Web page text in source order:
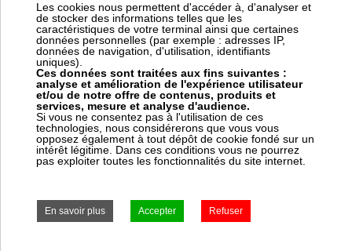
50 mm x 10 m
Prix: Prix pro, connectez vous
10,79 € HT
12,95 € TTC
en stock
Les cookies nous permettent d'accéder à, d'analyser et
de stocker des informations telles que les
caractéristiques de votre terminal ainsi que certaines
données personnelles (par exemple : adresses IP,
données de navigation, d'utilisation, identifiants
uniques).
Ces données sont traitées aux fins suivantes :
analyse et amélioration de l'expérience utilisateur
et/ou de notre offre de contenus, produits et
services, mesure et analyse d'audience.
Si vous ne consentez pas à l'utilisation de ces
technologies, nous considérerons que vous vous
opposez également à tout dépôt de cookie fondé sur un
intérêt légitime. Dans ces conditions vous ne pourrez
pas exploiter toutes les fonctionnalités du site internet.